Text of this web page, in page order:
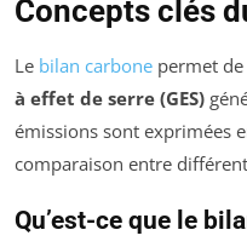
Concepts clés
Le bilan carbone permet
à effet de serre (GES)
émissions sont exprimées
comparaison entre
Qu’est-ce que le